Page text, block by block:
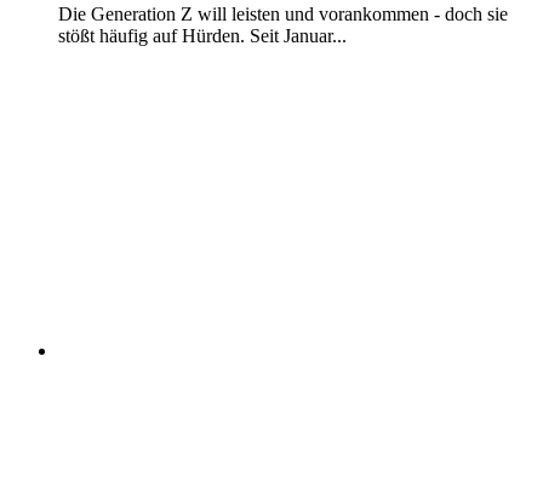
Die Generation Z will leisten und vorankommen - doch sie
stößt häufig auf Hürden. Seit Januar...